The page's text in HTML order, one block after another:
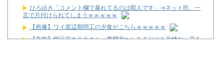
ひろゆき「コメント欄で暴れてるのは暇人です」→ネット民、一
言で片付けられてしまうｗｗｗｗｗ
【画像】ワイ底辺期間工の夕食がこちらｗｗｗｗｗ
【悲報】明日花キララさん、専門家からあまりにも非情な一言を